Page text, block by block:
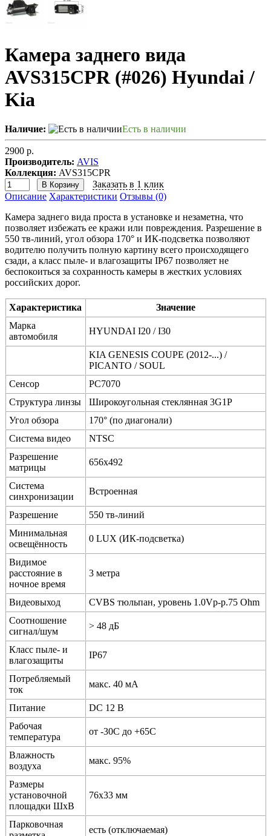
Камера заднего вида
AVS315CPR (#026) Hyundai /
Kia
Наличие: Есть в наличии
2900 р.
Производитель: AVIS
Коллекция: AVS315CPR
В Корзину
Заказать в 1 клик
Описание Характеристики Отзывы (0)
Камера заднего вида проста в установке и незаметна, что
позволяет избежать ее кражи или повреждения. Разрешение в
550 тв-линий, угол обзора 170° и ИК-подсветка позволяют
водителю получить полную картину всего происходящего
сзади, а класс пыле- и влагозащиты IP67 позволяет не
беспокоиться за сохранность камеры в жестких условиях
российских дорог.
Характеристика
Значение
Марка
автомобиля
HYUNDAI I20 / I30
KIA GENESIS COUPE (2012-...) /
PICANTO / SOUL
Сенсор
PC7070
Структура линзы
Широкоугольная стеклянная 3G1P
Угол обзора
170° (по диагонали)
Система видео
NTSC
Разрешение
матрицы
656x492
Система
синхронизации
Встроенная
Разрешение
550 тв-линий
Минимальная
освещённость
0 LUX (ИК-подсветка)
Видимое
расстояние в
ночное время
3 метра
Видеовыход
CVBS тюльпан, уровень 1.0Vp-p.75 Ohm
Соотношение
сигнал/шум
> 48 дБ
Класс пыле- и
влагозащиты
IP67
Потребляемый
ток
макс. 40 мА
Питание
DC 12 В
Рабочая
температура
от -30C до +65C
Влажность
воздуха
макс. 95%
Размеры
установочной
площадки ШхВ
76х33 мм
Парковочная
есть (отключаемая)